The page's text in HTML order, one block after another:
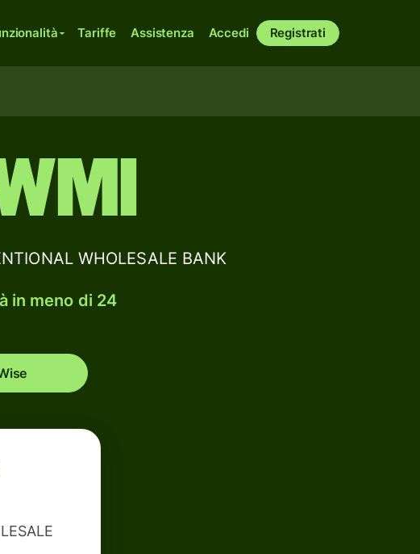
Tariffe Assistenza Accedi Registrati
WHOLESALE BANK
in meno di 24